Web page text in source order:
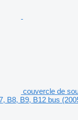
couvercle de
B8, B9, B12 bus